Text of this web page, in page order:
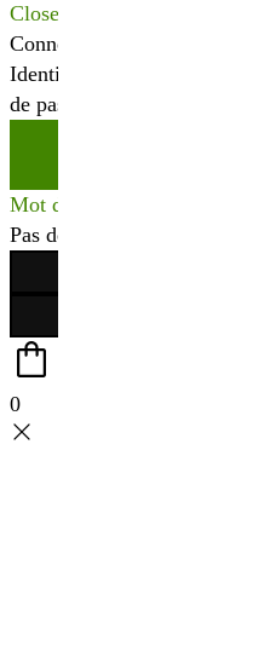
Close
Connexion
Identifiant ou adresse mail
de passe
Mot de passe perdu ?
Pas de compte ?
0